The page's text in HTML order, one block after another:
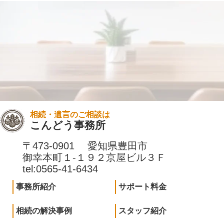
相続・遺言のご相談は
こんどう事務所
〒473-0901 愛知県豊田市
御幸本町１-１９２京屋ビル３Ｆ
tel:0565-41-6434
事務所紹介 サポート料金
相続の解決事例 スタッフ紹介